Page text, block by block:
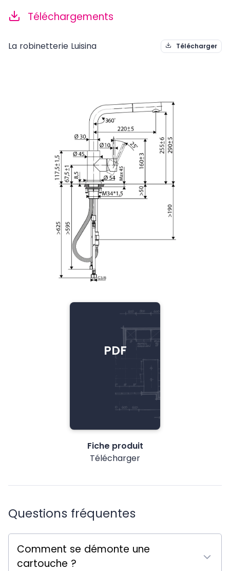
Téléchargements
La robinetterie Luisina Télécharger
PDF
Fiche produit
Télécharger
Questions fréquentes
Comment se démonte une
cartouche ?